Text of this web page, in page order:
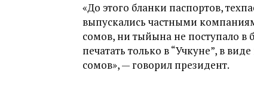
«До этого бланки паспортов,
выпускались частными
сомов, ни тыйына не поступало в
печатать только в “Учкуне”, в
сомов», — говорил президент.